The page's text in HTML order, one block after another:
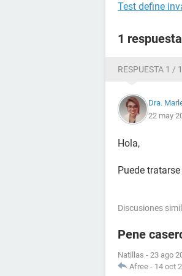
Test define
1 respuesta
RESPUESTA 1 / 1
Dra.
22 may
Hola,
Puede
Discusiones
Pene
Natillas - 23 ago
Afree - 14 oct